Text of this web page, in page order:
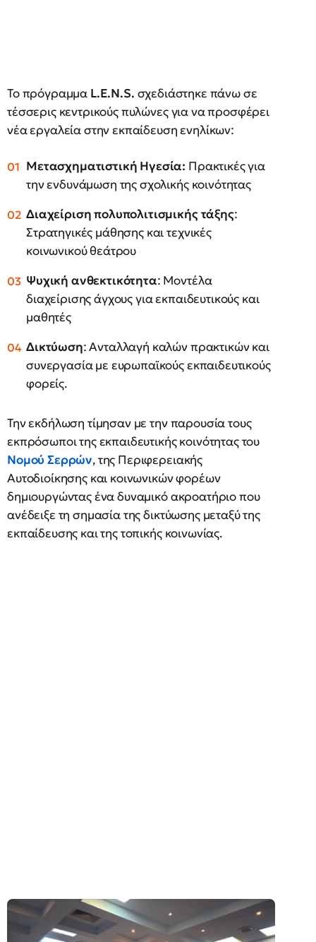
Το πρόγραμμα L.E.N.S. σχεδιάστηκε πάνω σε
τέσσερις κεντρικούς πυλώνες για να προσφέρει
νέα εργαλεία στην εκπαίδευση ενηλίκων:
Μετασχηματιστική Ηγεσία: Πρακτικές για
την ενδυνάμωση της σχολικής κοινότητας
Διαχείριση πολυπολιτισμικής τάξης:
Στρατηγικές μάθησης και τεχνικές
κοινωνικού θεάτρου
Ψυχική ανθεκτικότητα: Μοντέλα
διαχείρισης άγχους για εκπαιδευτικούς και
μαθητές
Δικτύωση: Ανταλλαγή καλών πρακτικών και
συνεργασία με ευρωπαϊκούς εκπαιδευτικούς
φορείς.
Την εκδήλωση τίμησαν με την παρουσία τους
εκπρόσωποι της εκπαιδευτικής κοινότητας του
Νομού Σερρών, της Περιφερειακής
Αυτοδιοίκησης και κοινωνικών φορέων
δημιουργώντας ένα δυναμικό ακροατήριο που
ανέδειξε τη σημασία της δικτύωσης μεταξύ της
εκπαίδευσης και της τοπικής κοινωνίας.